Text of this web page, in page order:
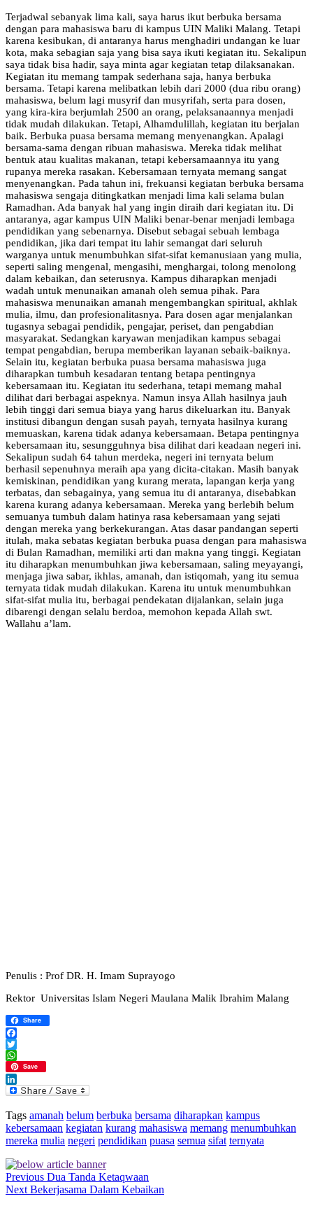
Terjadwal sebanyak lima kali, saya harus ikut berbuka bersama
dengan para mahasiswa baru di kampus UIN Maliki Malang. Tetapi
karena kesibukan, di antaranya harus menghadiri undangan ke luar
kota, maka sebagian saja yang bisa saya ikuti kegiatan itu. Sekalipun
saya tidak bisa hadir, saya minta agar kegiatan tetap dilaksanakan.
Kegiatan itu memang tampak sederhana saja, hanya berbuka
bersama. Tetapi karena melibatkan lebih dari 2000 (dua ribu orang)
mahasiswa, belum lagi musyrif dan musyrifah, serta para dosen,
yang kira-kira berjumlah 2500 an orang, pelaksanaannya menjadi
tidak mudah dilakukan. Tetapi, Alhamdulillah, kegiatan itu berjalan
baik. Berbuka puasa bersama memang menyenangkan. Apalagi
bersama-sama dengan ribuan mahasiswa. Mereka tidak melihat
bentuk atau kualitas makanan, tetapi kebersamaannya itu yang
rupanya mereka rasakan. Kebersamaan ternyata memang sangat
menyenangkan. Pada tahun ini, frekuansi kegiatan berbuka bersama
mahasiswa sengaja ditingkatkan menjadi lima kali selama bulan
Ramadhan. Ada banyak hal yang ingin diraih dari kegiatan itu. Di
antaranya, agar kampus UIN Maliki benar-benar menjadi lembaga
pendidikan yang sebenarnya. Disebut sebagai sebuah lembaga
pendidikan, jika dari tempat itu lahir semangat dari seluruh
warganya untuk menumbuhkan sifat-sifat kemanusiaan yang mulia,
seperti saling mengenal, mengasihi, menghargai, tolong menolong
dalam kebaikan, dan seterusnya. Kampus diharapkan menjadi
wadah untuk menunaikan amanah oleh semua pihak. Para
mahasiswa menunaikan amanah mengembangkan spiritual, akhlak
mulia, ilmu, dan profesionalitasnya. Para dosen agar menjalankan
tugasnya sebagai pendidik, pengajar, periset, dan pengabdian
masyarakat. Sedangkan karyawan menjadikan kampus sebagai
tempat pengabdian, berupa memberikan layanan sebaik-baiknya.
Selain itu, kegiatan berbuka puasa bersama mahasiswa juga
diharapkan tumbuh kesadaran tentang betapa pentingnya
kebersamaan itu. Kegiatan itu sederhana, tetapi memang mahal
dilihat dari berbagai aspeknya. Namun insya Allah hasilnya jauh
lebih tinggi dari semua biaya yang harus dikeluarkan itu. Banyak
institusi dibangun dengan susah payah, ternyata hasilnya kurang
memuaskan, karena tidak adanya kebersamaan. Betapa pentingnya
kebersamaan itu, sesungguhnya bisa dilihat dari keadaan negeri ini.
Sekalipun sudah 64 tahun merdeka, negeri ini ternyata belum
berhasil sepenuhnya meraih apa yang dicita-citakan. Masih banyak
kemiskinan, pendidikan yang kurang merata, lapangan kerja yang
terbatas, dan sebagainya, yang semua itu di antaranya, disebabkan
karena kurang adanya kebersamaan. Mereka yang berlebih belum
semuanya tumbuh dalam hatinya rasa kebersamaan yang sejati
dengan mereka yang berkekurangan. Atas dasar pandangan seperti
itulah, maka sebatas kegiatan berbuka puasa dengan para mahasiswa
di Bulan Ramadhan, memiliki arti dan makna yang tinggi. Kegiatan
itu diharapkan menumbuhkan jiwa kebersamaan, saling meyayangi,
menjaga jiwa sabar, ikhlas, amanah, dan istiqomah, yang itu semua
ternyata tidak mudah dilakukan. Karena itu untuk menumbuhkan
sifat-sifat mulia itu, berbagai pendekatan dijalankan, selain juga
dibarengi dengan selalu berdoa, memohon kepada Allah swt.
Wallahu a’lam.
Penulis : Prof DR. H. Imam Suprayogo
Rektor Universitas Islam Negeri Maulana Malik Ibrahim Malang
Share
Facebook
Twitter
WhatsApp
Save
LinkedIn
Tags amanah belum berbuka bersama diharapkan kampus
kebersamaan kegiatan kurang mahasiswa memang menumbuhkan
mereka mulia negeri pendidikan puasa semua sifat ternyata
Previous Dua Tanda Ketaqwaan
Next Bekerjasama Dalam Kebaikan